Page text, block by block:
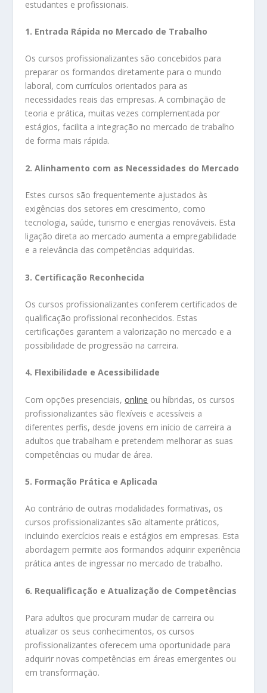
estudantes e profissionais.
1. Entrada Rápida no Mercado de Trabalho
Os cursos profissionalizantes são concebidos para
preparar os formandos diretamente para o mundo
laboral, com currículos orientados para as
necessidades reais das empresas. A combinação de
teoria e prática, muitas vezes complementada por
estágios, facilita a integração no mercado de trabalho
de forma mais rápida.
2. Alinhamento com as Necessidades do Mercado
Estes cursos são frequentemente ajustados às
exigências dos setores em crescimento, como
tecnologia, saúde, turismo e energias renováveis. Esta
ligação direta ao mercado aumenta a empregabilidade
e a relevância das competências adquiridas.
3. Certificação Reconhecida
Os cursos profissionalizantes conferem certificados de
qualificação profissional reconhecidos. Estas
certificações garantem a valorização no mercado e a
possibilidade de progressão na carreira.
4. Flexibilidade e Acessibilidade
Com opções presenciais,online ou híbridas, os cursos
profissionalizantes são flexíveis e acessíveis a
diferentes perfis, desde jovens em início de carreira a
adultos que trabalham e pretendem melhorar as suas
competências ou mudar de área.
5. Formação Prática e Aplicada
Ao contrário de outras modalidades formativas, os
cursos profissionalizantes são altamente práticos,
incluindo exercícios reais e estágios em empresas. Esta
abordagem permite aos formandos adquirir experiência
prática antes de ingressar no mercado de trabalho.
6. Requalificação e Atualização de Competências
Para adultos que procuram mudar de carreira ou
atualizar os seus conhecimentos, os cursos
profissionalizantes oferecem uma oportunidade para
adquirir novas competências em áreas emergentes ou
em transformação.